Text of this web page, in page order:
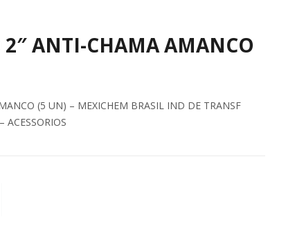
ANTI-CHAMA AMANCO
(5 UN) – MEXICHEM BRASIL IND DE TRANSF
ACESSORIOS